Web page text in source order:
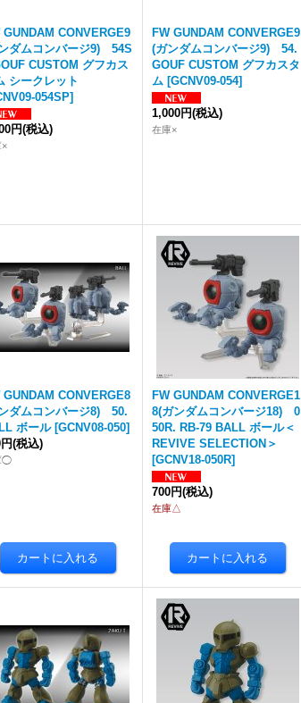
GUNDAM CONVERGE9
ダムコンバージ9) 54S
CUSTOM グフカス
シークレット
054SP]
円(税込)
×
FW GUNDAM CONVERGE9
(ガンダムコンバージ9) 54.
GOUF CUSTOM グフカスタ
ム [GCNV09-054]
1,000円(税込)
在庫×
GUNDAM CONVERGE8
ダムコンバージ8) 50.
ボール [GCNV08-050]
(税込)
◯
FW GUNDAM CONVERGE1
8(ガンダムコンバージ18) 0
50R. RB-79 BALL ボール＜
REVIVE SELECTION＞
[GCNV18-050R]
700円(税込)
在庫△